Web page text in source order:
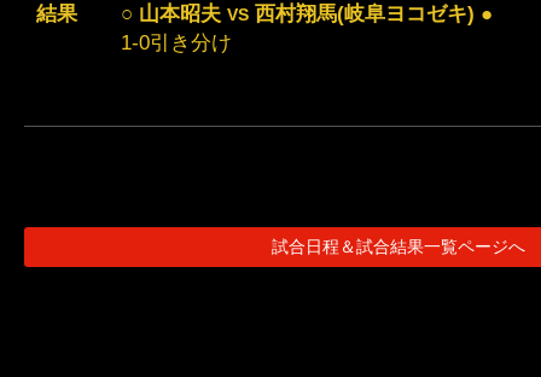
結果 ○ 山本昭夫 VS 西村翔馬(岐阜ヨコゼキ) ●
1-0引き分け
試合日程＆試合結果一覧ページへ